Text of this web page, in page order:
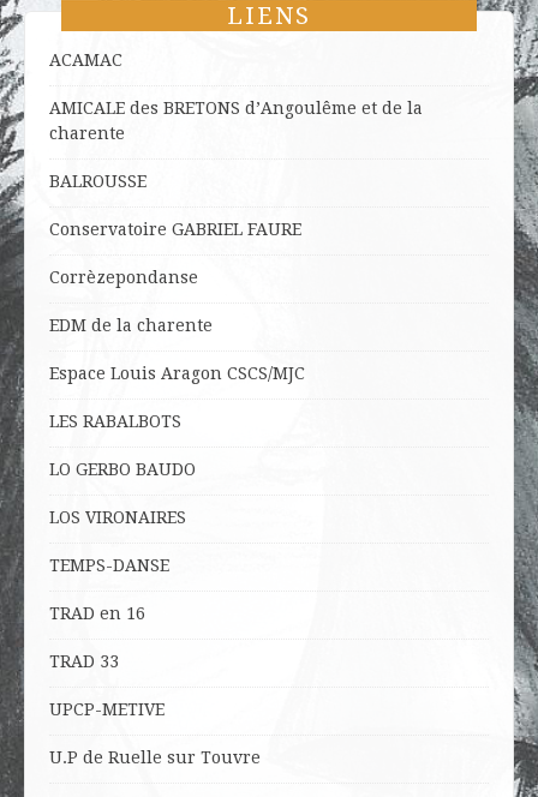
LIENS
ACAMAC
AMICALE des BRETONS d’Angoulême et de la
charente
BALROUSSE
Conservatoire GABRIEL FAURE
Corrèzepondanse
EDM de la charente
Espace Louis Aragon CSCS/MJC
LES RABALBOTS
LO GERBO BAUDO
LOS VIRONAIRES
TEMPS-DANSE
TRAD en 16
TRAD 33
UPCP-METIVE
U.P de Ruelle sur Touvre